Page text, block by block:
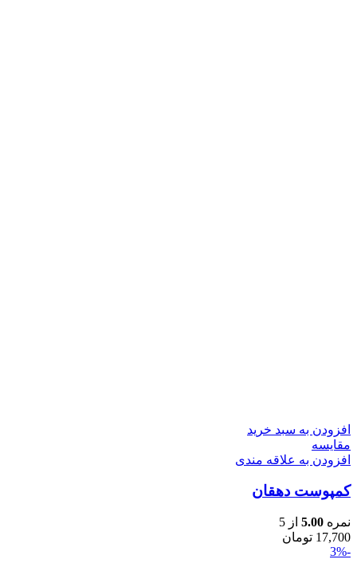
افزودن به سبد خرید
مقایسه
افزودن به علاقه مندی
کمپوست دهقان
نمره 5.00 از 5
17,700 تومان
-3%